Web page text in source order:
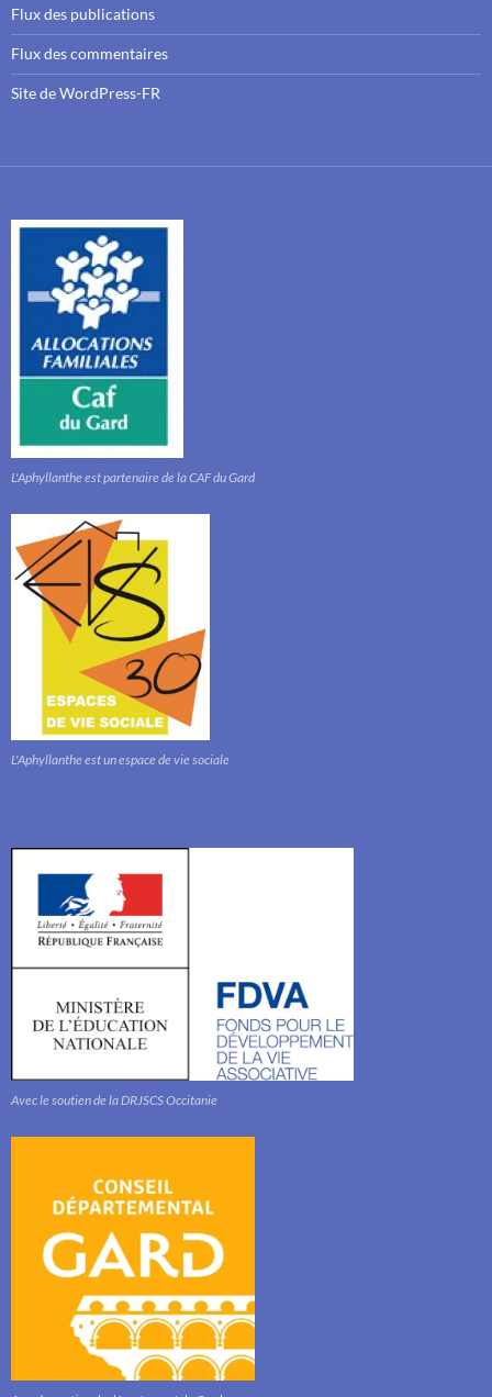
Flux des publications
Flux des commentaires
Site de WordPress-FR
L'Aphyllanthe est partenaire de la CAF du Gard
L'Aphyllanthe est un espace de vie sociale
Avec le soutien de la DRJSCS Occitanie